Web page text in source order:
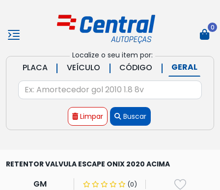
Localize o seu item por:
PLACA | VEÍCULO | CÓDIGO | GERAL
Limpar Buscar
0
RETENTOR VALVULA ESCAPE ONIX 2020 ACIMA
GM (0)